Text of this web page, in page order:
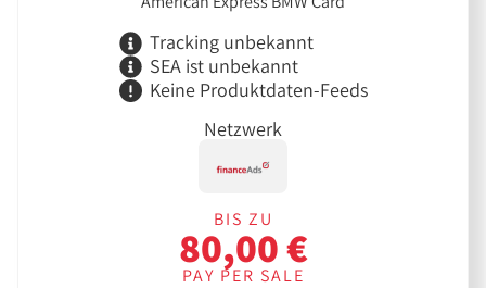
Tracking unbekannt
SEA ist unbekannt
Keine Produktdaten-Feeds
Netzwerk
BIS ZU
80,00 €
PAY PER SALE